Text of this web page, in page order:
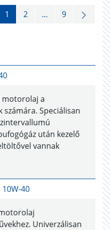
1 2 ... 9
motorolaj a
számára. Speciálisan
után kezelő
vannak
10W-40
Univerzálisan